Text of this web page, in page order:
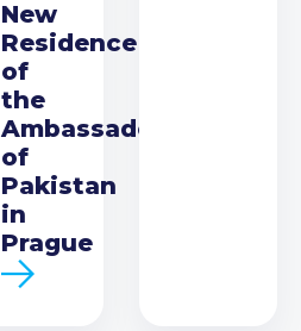
New
Residence
of
the
Ambassador
of
Pakistan
in
Prague